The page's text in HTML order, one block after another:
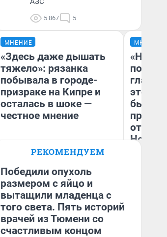
5 867 5
МНЕНИЕ
«Здесь даже дышать
тяжело»: рязанка
побывала в городе-
призраке на Кипре и
осталась в шоке —
честное мнение
Виктория Улитова
МНЕНИЕ
этого
бьет
отзыв
Нолана
РЕКОМЕНДУЕМ
Победили опухоль
размером с яйцо и
вытащили младенца с
того света. Пять историй
врачей из Тюмени со
счастливым концом